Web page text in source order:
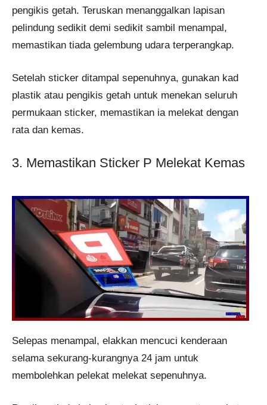
pengikis getah. Teruskan menanggalkan lapisan
pelindung sedikit demi sedikit sambil menampal,
memastikan tiada gelembung udara terperangkap.
Setelah sticker ditampal sepenuhnya, gunakan kad
plastik atau pengikis getah untuk menekan seluruh
permukaan sticker, memastikan ia melekat dengan
rata dan kemas.
3. Memastikan Sticker P Melekat Kemas
Selepas menampal, elakkan mencuci kenderaan
selama sekurang-kurangnya 24 jam untuk
membolehkan pelekat melekat sepenuhnya.